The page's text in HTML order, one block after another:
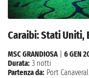
Caraibi: Stati Uniti,
MSC GRANDIOSA| 6 GEN
Durata: 3 notti
Partenza da: Port Canaveral